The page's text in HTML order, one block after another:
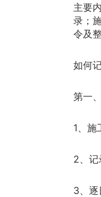
主要
录；
令及
如何
第一
1、施
2、记
3、逐